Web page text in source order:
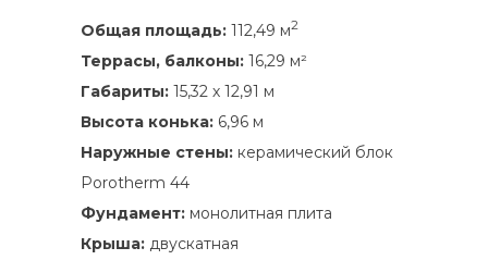
Общая площадь: 112,49 м2
Террасы, балконы: 16,29 м²
Габариты: 15,32 х 12,91 м
Высота конька: 6,96 м
Наружные стены: керамический блок
Porotherm 44
Фундамент: монолитная плита
Крыша: двускатная